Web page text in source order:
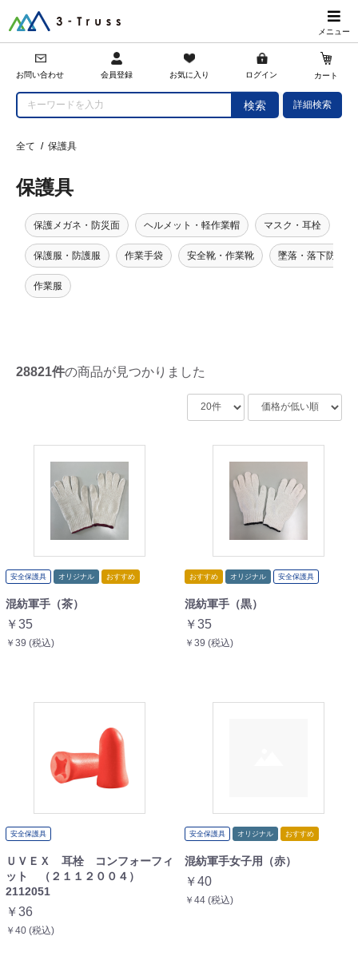
メニュー
お問い合わせ 会員登録 お気に入り ログイン カート
検索 詳細検索
全て / 保護具
保護具
保護メガネ・防災面 ヘルメット・軽作業帽 マスク・耳栓
保護服・防護服 作業手袋 安全靴・作業靴 墜落・落下防止用
作業服
28821件の商品が見つかりました
安全保護具 オリジナル おすすめ
混紡軍手（茶）
￥35
￥39 (税込)
おすすめ オリジナル 安全保護具
混紡軍手（黒）
￥35
￥39 (税込)
安全保護具
ＵＶＥＸ 耳栓 コンフォーフィ
ット （２１１２００４）
2112051
￥36
￥40 (税込)
安全保護具 オリジナル おすすめ
混紡軍手女子用（赤）
￥40
￥44 (税込)